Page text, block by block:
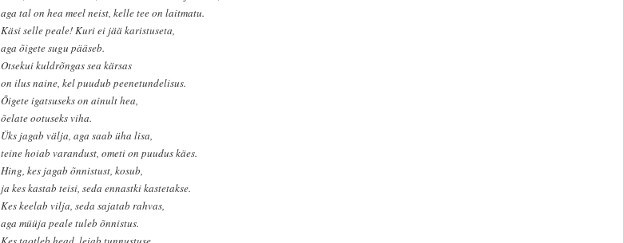
aga tal on hea meel neist, kelle tee on laitmatu.
Käsi selle peale! Kuri ei jää karistuseta,
aga õigete sugu pääseb.
Otsekui kuldrõngas sea kärsas
on ilus naine, kel puudub peenetundelisus.
Õigete igatsuseks on ainult hea,
õelate ootuseks viha.
Üks jagab välja, aga saab üha lisa,
teine hoiab varandust, ometi on puudus käes.
Hing, kes jagab õnnistust, kosub,
ja kes kastab teisi, seda ennastki kastetakse.
Kes keelab vilja, seda sajatab rahvas,
aga müüja peale tuleb õnnistus.